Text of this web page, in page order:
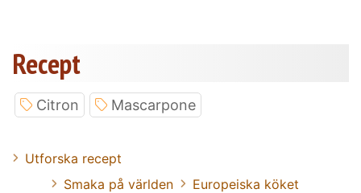
Recept
Citron Mascarpone
Utforska recept
Smaka på världen
Europeiska köket